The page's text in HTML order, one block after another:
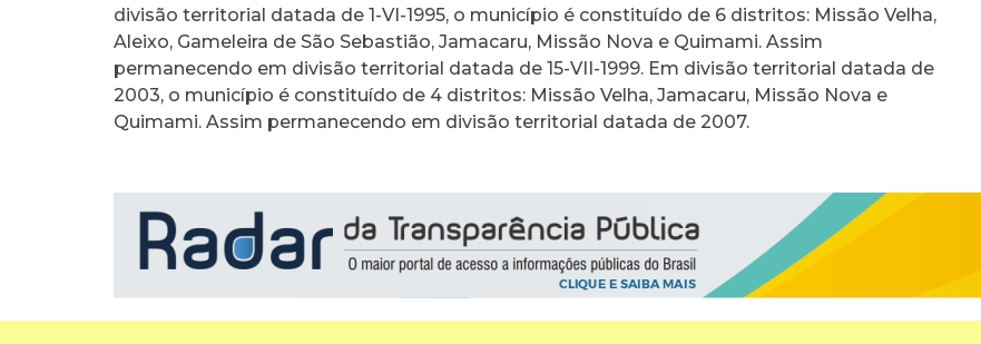
divisão territorial datada de 1-VI-1995, o município é constituído de 6 distritos: Missão Velha,
Aleixo, Gameleira de São Sebastião, Jamacaru, Missão Nova e Quimami. Assim
permanecendo em divisão territorial datada de 15-VII-1999. Em divisão territorial datada de
2003, o município é constituído de 4 distritos: Missão Velha, Jamacaru, Missão Nova e
Quimami. Assim permanecendo em divisão territorial datada de 2007.